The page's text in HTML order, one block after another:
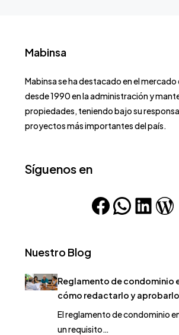
Mabinsa
Mabinsa se ha destacado en el
desde 1990 en la administración y
propiedades, teniendo bajo su
proyectos más importantes del país.
Síguenos en
Nuestro Blog
Reglamento de condominio
cómo redactarlo y aprobarlo
El reglamento de condominio
un requisito…